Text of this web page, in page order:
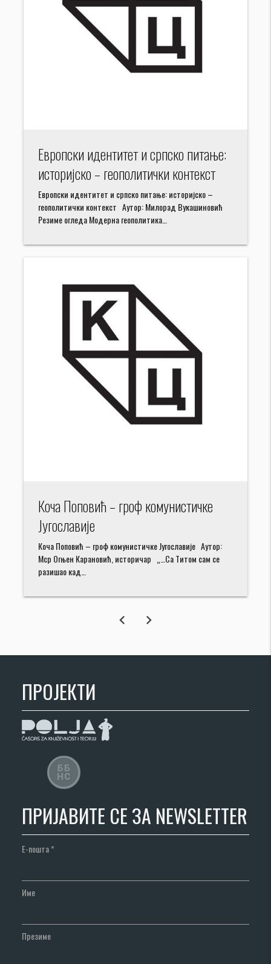
Европски идентитет и српско питање:
историјско – геополитички контекст
Европски идентитет и српско питање: историјско –
геополитички контекст Аутор: Милорад Вукашиновић
Резиме огледа Модерна геополитика…
Коча Поповић – гроф комунистичке
Југославије
Коча Поповић – гроф комунистичке Југославије Аутор:
Мср Огњен Карановић, историчар „…Са Титом сам се
разишао кад…
chevron_left chevron_right
ПРОЈЕКТИ
ПРИЈАВИТЕ СЕ ЗА NEWSLETTER
Е-пошта*
Име
Презиме